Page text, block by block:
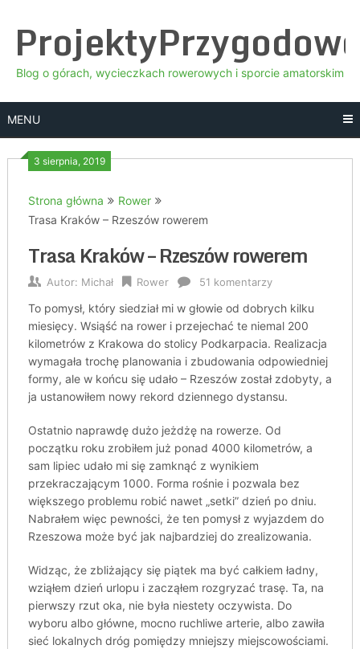
content
Blog o górach, wycieczkach rowerowych i sporcie amatorskim
MENU
3 sierpnia, 2019
Strona główna
Rower
Trasa Kraków – Rzeszów rowerem
Trasa Kraków – Rzeszów rowerem
Autor: Michał Rower 51 komentarzy
To pomysł, który siedział mi w głowie od dobrych kilku
miesięcy. Wsiąść na rower i przejechać te niemal 200
kilometrów z Krakowa do stolicy Podkarpacia. Realizacja
wymagała trochę planowania i zbudowania odpowiedniej
formy, ale w końcu się udało – Rzeszów został zdobyty, a
ja ustanowiłem nowy rekord dziennego dystansu.
Ostatnio naprawdę dużo jeżdżę na rowerze. Od
początku roku zrobiłem już ponad 4000 kilometrów, a
sam lipiec udało mi się zamknąć z wynikiem
przekraczającym 1000. Forma rośnie i pozwala bez
większego problemu robić nawet „setki” dzień po dniu.
Nabrałem więc pewności, że ten pomysł z wyjazdem do
Rzeszowa może być jak najbardziej do zrealizowania.
Widząc, że zbliżający się piątek ma być całkiem ładny,
wziąłem dzień urlopu i zacząłem rozgryzać trasę. Ta, na
pierwszy rzut oka, nie była niestety oczywista. Do
wyboru albo główne, mocno ruchliwe arterie, albo zawiła
sieć lokalnych dróg pomiędzy mniejszy miejscowościami.